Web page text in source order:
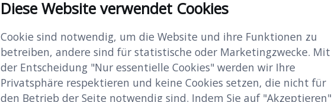
Diese Website verwendet Cookies
Cookie sind notwendig, um die Website und ihre Funktionen zu
betreiben, andere sind für statistische oder Marketingzwecke. Mit
der Entscheidung "Nur essentielle Cookies" werden wir Ihre
Privatsphäre respektieren und keine Cookies setzen, die nicht für
den Betrieb der Seite notwendig sind. Indem Sie auf "Akzeptieren"